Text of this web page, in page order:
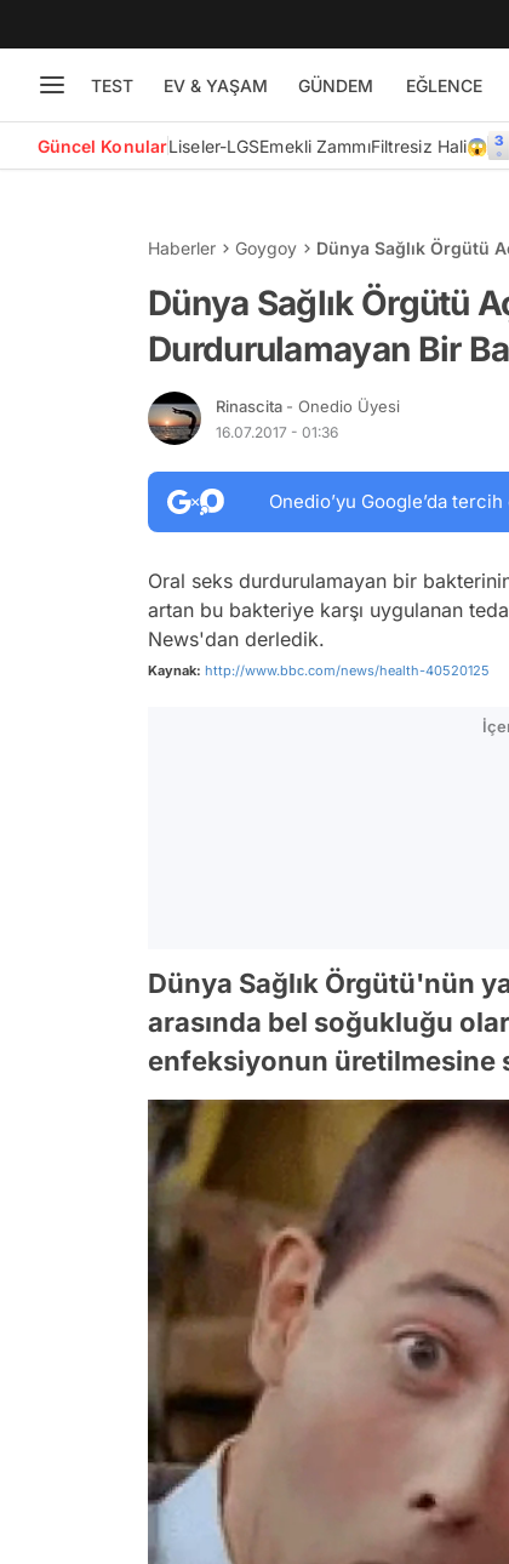
TEST EV & YAŞAM GÜNDEM EĞLENCE
Güncel KonularLiseler-LGSEmekli ZammıFiltresiz Hali😱
Haberler Goygoy Dünya Sağlık Örgütü
Dünya Sağlık Örgütü
Durdurulamayan Bir
Rinascita - Onedio Üyesi
16.07.2017 - 01:36
Onedio’yu Google’da
Oral seks durdurulamayan bir
artan bu bakteriye karşı uygulanan
News'dan derledik.
Kaynak: http://www.bbc.com/news/health-40520125
Dünya Sağlık Örgütü'nün
arasında bel soğukluğu
enfeksiyonun üretilmesine